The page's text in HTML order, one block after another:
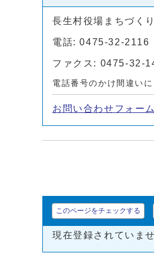
長生村役場まちづく
電話: 0475-32-2116
ファクス: 0475-32-
電話番号のかけ間違いに
お問い合わせフォーム
このページをチェックする
現在登録されていませ